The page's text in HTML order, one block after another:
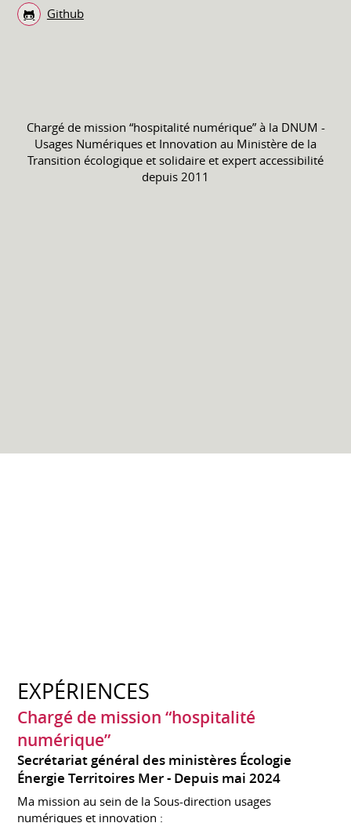
Github
Chargé de mission “hospitalité numérique” à la DNUM -
Usages Numériques et Innovation au Ministère de la
Transition écologique et solidaire et expert accessibilité
depuis 2011
EXPÉRIENCES
Chargé de mission “hospitalité
numérique”
Secrétariat général des ministères Écologie
Énergie Territoires Mer
Depuis mai 2024
Ma mission au sein de la Sous-direction usages
numériques et innovation :